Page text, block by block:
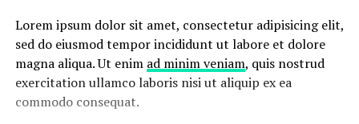
Lorem ipsum dolor sit amet, consectetur adipisicing elit,
sed do eiusmod tempor incididunt ut labore et dolore
magna aliqua. Ut enim ad minim veniam, quis nostrud
exercitation ullamco laboris nisi ut aliquip ex ea
commodo consequat.